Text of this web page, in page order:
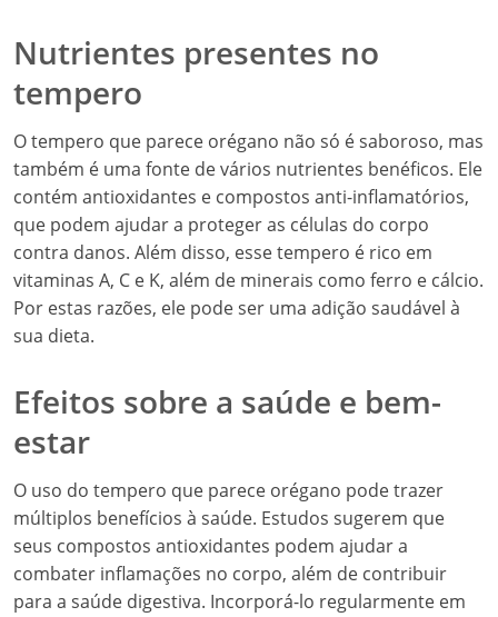
Nutrientes presentes no
tempero
O tempero que parece orégano não só é saboroso, mas
também é uma fonte de vários nutrientes benéficos. Ele
contém antioxidantes e compostos anti-inflamatórios,
que podem ajudar a proteger as células do corpo
contra danos. Além disso, esse tempero é rico em
vitaminas A, C e K, além de minerais como ferro e cálcio.
Por estas razões, ele pode ser uma adição saudável à
sua dieta.
Efeitos sobre a saúde e bem-
estar
O uso do tempero que parece orégano pode trazer
múltiplos benefícios à saúde. Estudos sugerem que
seus compostos antioxidantes podem ajudar a
combater inflamações no corpo, além de contribuir
para a saúde digestiva. Incorporá-lo regularmente em